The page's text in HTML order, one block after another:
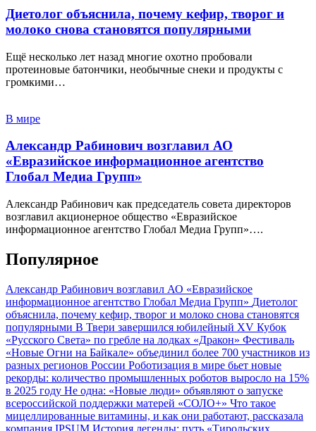
Диетолог объяснила, почему кефир, творог и
молоко снова становятся популярными
Ещё несколько лет назад многие охотно пробовали
протеиновые батончики, необычные снеки и продукты с
громкими…
В мире
Александр Рабинович возглавил АО
«Евразийское информационное агентство
Глобал Медиа Групп»
Александр Рабинович как председатель совета директоров
возглавил акционерное общество «Евразийское
информационное агентство Глобал Медиа Групп»….
Популярное
Александр Рабинович возглавил АО «Евразийское
информационное агентство Глобал Медиа Групп» Диетолог
объяснила, почему кефир, творог и молоко снова становятся
популярными В Твери завершился юбилейный XV Кубок
«Русского Света» по гребле на лодках «Дракон» Фестиваль
«Новые Огни на Байкале» объединил более 700 участников из
разных регионов России Роботизация в мире бьет новые
рекорды: количество промышленных роботов выросло на 15%
в 2025 году Не одна: «Новые люди» объявляют о запуске
всероссийской поддержки матерей «СОЛО+» Что такое
мицеллированные витамины, и как они работают, рассказала
компания IPSUM История легенды: путь «Тирольских